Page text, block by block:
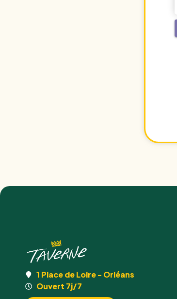
1 Place de Loire - Orléans
Ouvert 7j/7